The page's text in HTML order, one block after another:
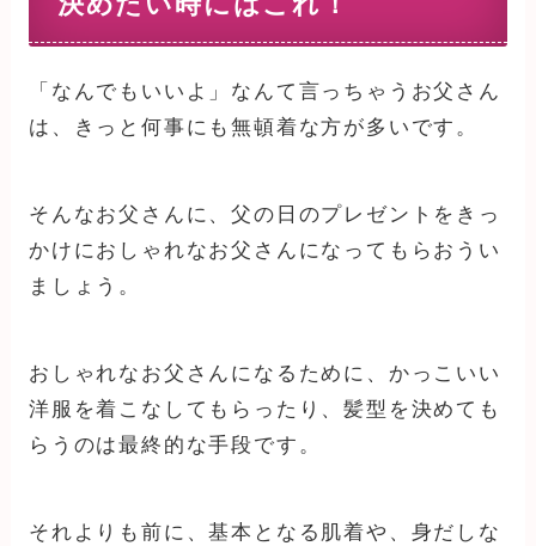
「なんでもいいよ」なんて言っちゃうお父さん
は、きっと何事にも無頓着な方が多いです。
そんなお父さんに、父の日のプレゼントをきっ
かけにおしゃれなお父さんになってもらおうい
ましょう。
おしゃれなお父さんになるために、かっこいい
洋服を着こなしてもらったり、髪型を決めても
らうのは最終的な手段です。
それよりも前に、基本となる肌着や、身だしな